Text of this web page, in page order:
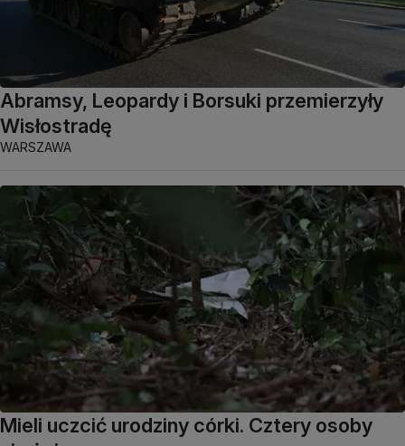
Abramsy, Leopardy i Borsuki przemierzyły
Wisłostradę
WARSZAWA
Mieli uczcić urodziny córki. Cztery osoby